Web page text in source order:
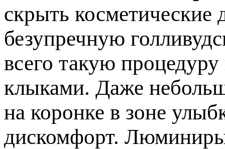
скрыть косметические
езупречную
сего такую процедуру
клыками. Даже
на коронке в зоне
дискомфорт.